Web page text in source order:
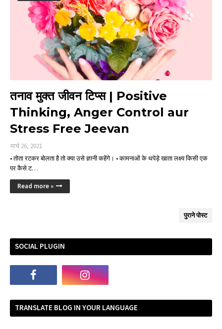
तनाव मुक्त जीवन टिप्स | Positive
Thinking, Anger Control aur
Stress Free Jeevan
मार्च 26, 2021
• तोता रटकर बोलता है तो क्या उसे ज्ञानी कहेंगे। • कामनाओं के थपेड़े खाता लक्ष्य किसी एक
पर कैसे ट…
Read more »
पुराने पोस्ट
SOCIAL PLUGIN
TRANSLATE BLOG IN YOUR LANGUAGE